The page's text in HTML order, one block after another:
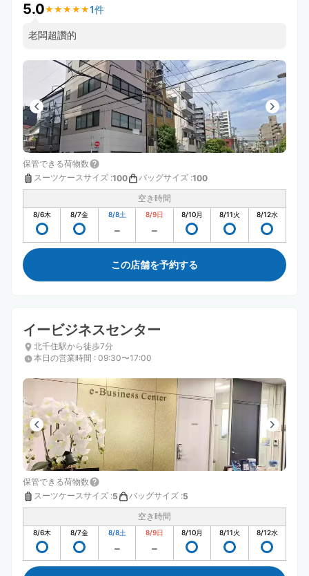
5.0★ ★ ★ ★ ★
★ ★ ★ ★ ★1件
老闆超讚的
保管できる荷物数
スーツケースサイズ :100 バッグサイズ :100
空き時間
8/6木 8/7金 8/8土 8/9日 8/10月 8/11火 8/12水
この店舗を予約する
イービジネスセンター
北千住駅から徒歩7分
本日の営業時間 : 09:30〜17:00
保管できる荷物数
スーツケースサイズ :5 バッグサイズ :5
空き時間
8/6木 8/7金 8/8土 8/9日 8/10月 8/11火 8/12水